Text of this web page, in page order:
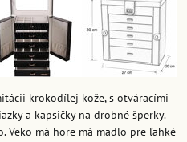
krokodílej kože, s otváracími
a kapsičky na drobné šperky.
Veko má hore má madlo pre ľahké